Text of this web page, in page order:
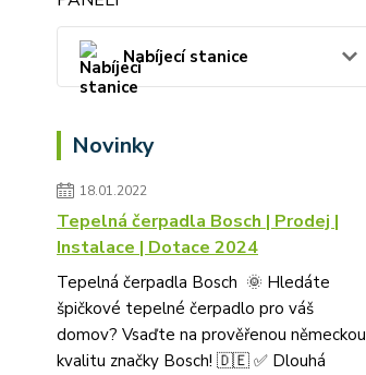
Nabíjecí stanice
Novinky
18.01.2022
Tepelná čerpadla Bosch | Prodej |
Instalace | Dotace 2024
Tepelná čerpadla Bosch 🌞 Hledáte
špičkové tepelné čerpadlo pro váš
domov? Vsaďte na prověřenou německou
kvalitu značky Bosch! 🇩🇪 ✅ Dlouhá